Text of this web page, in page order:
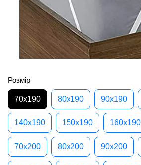
Розмір
70х190 80х190 90х190
140х190 150х190 160х190
70х200 80х200 90х200